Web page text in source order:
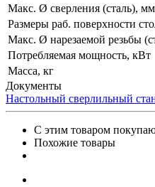
Макс. Ø сверления (сталь), мм
Размеры раб. поверхности
Макс. Ø нарезаемой резьбы
Потребляемая мощность, кВт
Масса, кг
Документы
Настольный сверлильный
С этим товаром
Похожие товары